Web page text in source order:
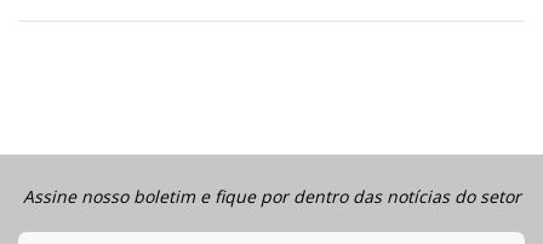
Assine nosso boletim e fique por dentro das notícias do setor